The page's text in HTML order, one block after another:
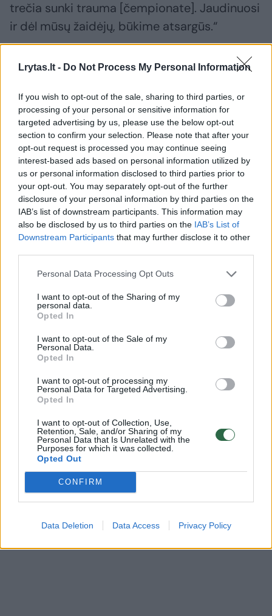
Lrytas.lt - Do Not Process My Personal Information
If you wish to opt-out of the sale, sharing to third parties, or
processing of your personal or sensitive information for
targeted advertising by us, please use the below opt-out
section to confirm your selection. Please note that after your
opt-out request is processed you may continue seeing
interest-based ads based on personal information utilized by
us or personal information disclosed to third parties prior to
your opt-out. You may separately opt-out of the further
disclosure of your personal information by third parties on the
IAB’s list of downstream participants. This information may
also be disclosed by us to third parties on the IAB’s List of
Downstream Participants that may further disclose it to other
Personal Data Processing Opt Outs
I want to opt-out of the Sharing of my
personal data.
Opted In
I want to opt-out of the Sale of my
Personal Data.
Opted In
I want to opt-out of processing my
Personal Data for Targeted Advertising.
Opted In
I want to opt-out of Collection, Use,
Retention, Sale, and/or Sharing of my
Personal Data that Is Unrelated with the
Purposes for which it was collected.
Opted Out
CONFIRM
Data Deletion Data Access Privacy Policy
trečia sunki trauma [čempionate]. Jaudinuosi
ir dėl mūsų žaidėjų, būkime atsargūs.“
Žurnalistas teisus – čempionato nebaigs trys
R.Jokubaitis, serbas Bogdanas
Bogdanovičius (dvigalvio šlaunies raumens
plyšimas) ir vokietis Johannesas
Voigtmannas (operacijos reikalaujanti kelio
trauma).
Ispanų medijos gigantas „Marca“ tai
pavadino traumų maru.
Rokas Jokubaitis
Lietuvos vyrų krepšinio rinktinė
Miuncheno Bayern
Rodyti daugiau žymių
Komentuoti po šiuo straipsniu
Komentuoti gali tik Lrytas registruoti vartotojai.
Prisijunkite prie registruotų vartotojų
bendruomenės ir bendraukite komentaruose!
Prisijungti komentatoriams